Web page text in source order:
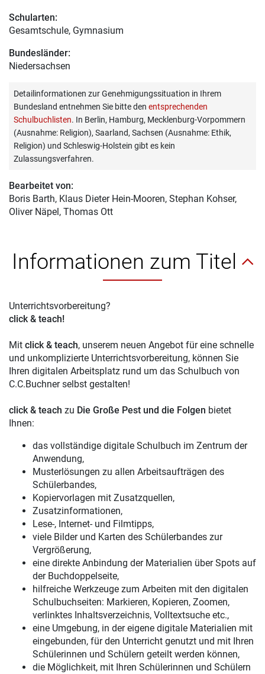
Schularten:
Gesamtschule, Gymnasium
Bundesländer:
Niedersachsen
Detailinformationen zur Genehmigungssituation in Ihrem
Bundesland entnehmen Sie bitte den entsprechenden
Schulbuchlisten. In Berlin, Hamburg, Mecklenburg-Vorpommern
(Ausnahme: Religion), Saarland, Sachsen (Ausnahme: Ethik,
Religion) und Schleswig-Holstein gibt es kein
Zulassungsverfahren.
Bearbeitet von:
Boris Barth, Klaus Dieter Hein-Mooren, Stephan Kohser,
Oliver Näpel, Thomas Ott
Informationen zum Titel
Unterrichtsvorbereitung?
click & teach!
Mit click & teach, unserem neuen Angebot für eine schnelle
und unkomplizierte Unterrichtsvorbereitung, können Sie
Ihren digitalen Arbeitsplatz rund um das Schulbuch von
C.C.Buchner selbst gestalten!
click & teach zu Die Große Pest und die Folgen bietet
Ihnen:
das vollständige digitale Schulbuch im Zentrum der
Anwendung,
Musterlösungen zu allen Arbeitsaufträgen des
Schülerbandes,
Kopiervorlagen mit Zusatzquellen,
Zusatzinformationen,
Lese-, Internet- und Filmtipps,
viele Bilder und Karten des Schülerbandes zur
Vergrößerung,
eine direkte Anbindung der Materialien über Spots auf
der Buchdoppelseite,
hilfreiche Werkzeuge zum Arbeiten mit den digitalen
Schulbuchseiten: Markieren, Kopieren, Zoomen,
verlinktes Inhaltsverzeichnis, Volltextsuche etc.,
eine Umgebung, in der eigene digitale Materialien mit
eingebunden, für den Unterricht genutzt und mit Ihren
Schülerinnen und Schülern geteilt werden können,
die Möglichkeit, mit Ihren Schülerinnen und Schülern